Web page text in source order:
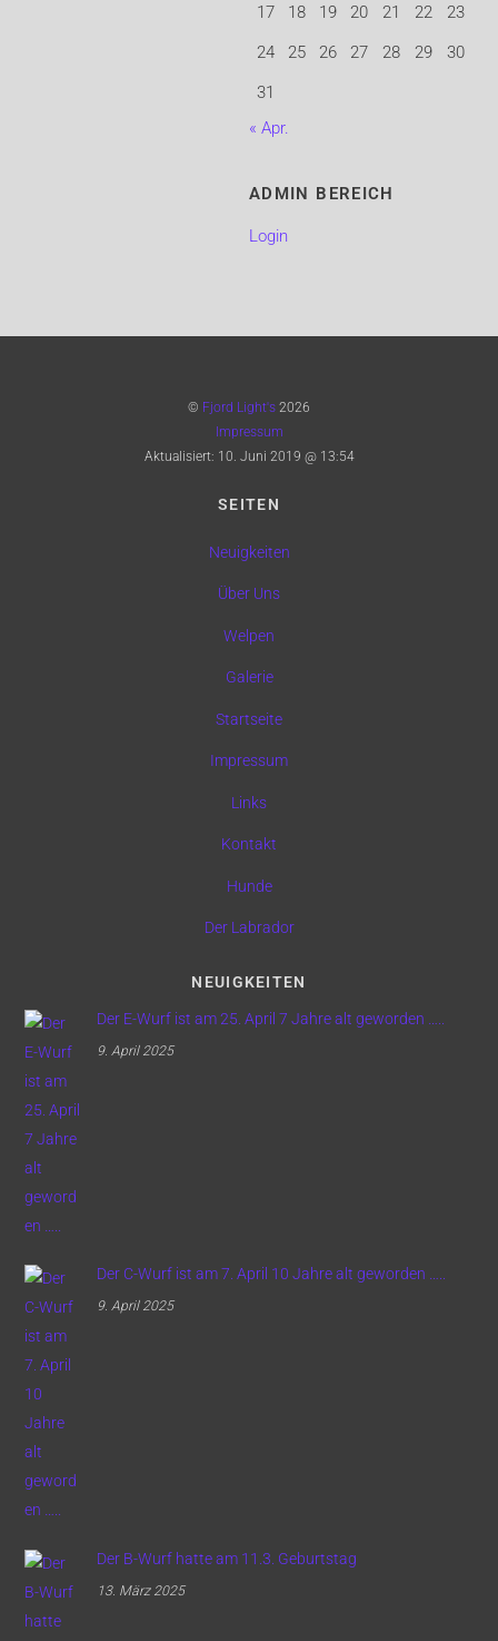
17
18 19 20 21 22
23
24
25 26 27 28 29
30
31
« Apr.
ADMIN BEREICH
Login
© Fjord Light's 2026
Impressum
Aktualisiert: 10. Juni 2019 @ 13:54
SEITEN
Neuigkeiten
Über Uns
Welpen
Galerie
Startseite
Impressum
Links
Kontakt
Hunde
Der Labrador
NEUIGKEITEN
Der E-Wurf ist am 25. April 7 Jahre alt geworden …..
9. April 2025
Der C-Wurf ist am 7. April 10 Jahre alt geworden …..
9. April 2025
Der B-Wurf hatte am 11.3. Geburtstag
13. März 2025